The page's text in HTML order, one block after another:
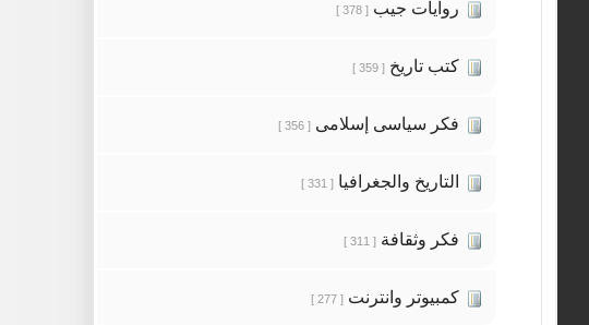
روايات جيب [ 378 ]
كتب تاريخ [ 359 ]
فكر سياسى إسلامى [ 356 ]
التاريخ والجغرافيا [ 331 ]
فكر وثقافة [ 311 ]
كمبيوتر وانترنت [ 277 ]